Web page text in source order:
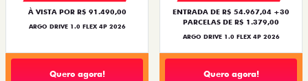
À VISTA POR R$ 91.490,00
ARGO DRIVE 1.0 FLEX 4P 2026
Quero agora!
ENTRADA DE R$ 54.967,04 +30
PARCELAS DE R$ 1.379,00
ARGO DRIVE 1.0 FLEX 4P 2026
Quero agora!